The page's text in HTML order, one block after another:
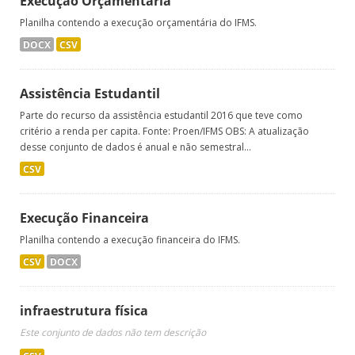
Planilha contendo a execução orçamentária do IFMS.
DOCX CSV
Assistência Estudantil
Parte do recurso da assistência estudantil 2016 que teve como
critério a renda per capita. Fonte: Proen/IFMS OBS: A atualização
desse conjunto de dados é anual e não semestral...
CSV
Execução Financeira
Planilha contendo a execução financeira do IFMS.
CSV DOCX
infraestrutura física
Este conjunto de dados não tem descrição